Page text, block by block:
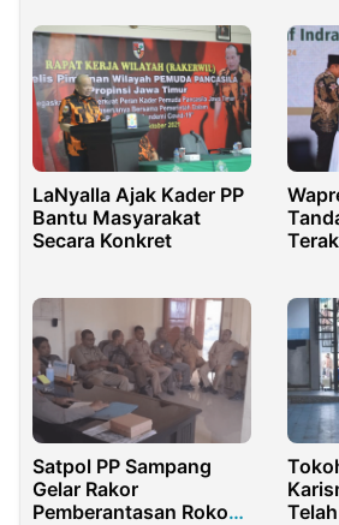
LaNyalla Ajak Kader PP
Bantu Masyarakat
Secara Konkret
Satpol PP Sampang
Gelar Rakor
Pemberantasan Rokok